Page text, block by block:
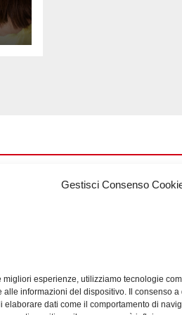
Gestisci Consenso
migliori esperienze, utilizziamo tecnologie
alle informazioni del dispositivo. Il consenso a
elaborare dati come il comportamento di
guida
scelta
LUG 17, 2026